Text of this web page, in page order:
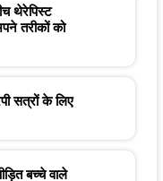
थेरेपिस्ट
तरीकों को
सत्रों के लिए
बच्चे वाले